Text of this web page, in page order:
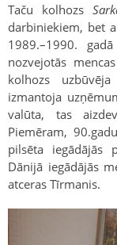
Taču kolhozs
darbiniekiem, bet
1989.–1990.
nozvejotās
kolhozs
izmantoja
valūta, tas
Piemēram,
pilsēta iegādājās
Dānijā iegādājās
atceras Tīrmanis.